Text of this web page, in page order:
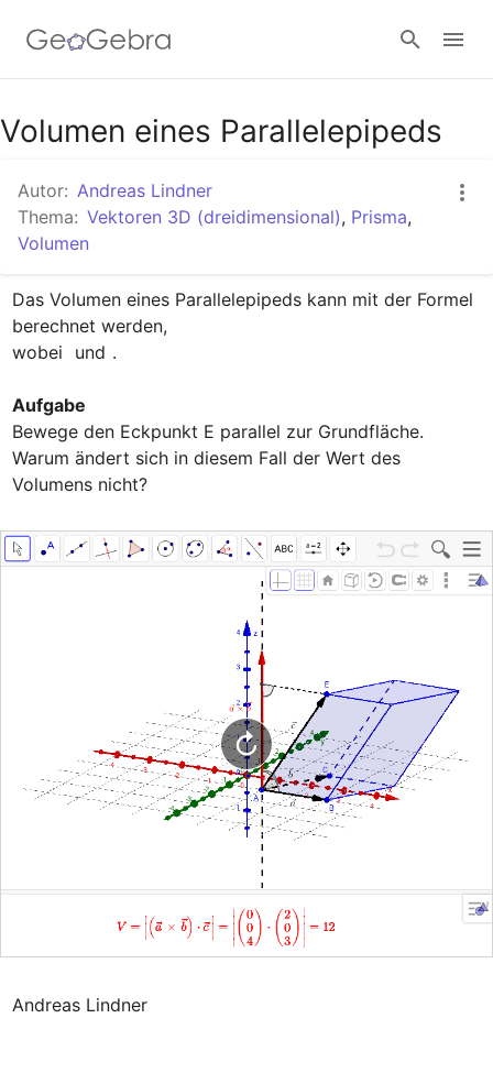
Google Classroom
GeoGebra Classroom
Volumen eines Parallelepipeds
Autor: Andreas Lindner
Thema: Vektoren 3D (dreidimensional), Prisma,
Volumen
Das Volumen eines Parallelepipeds kann mit der Formel
berechnet werden,
wobei
und .
Aufgabe
Bewege den Eckpunkt E parallel zur Grundfläche.
Warum ändert sich in diesem Fall der Wert des
Volumens nicht?
Andreas Lindner